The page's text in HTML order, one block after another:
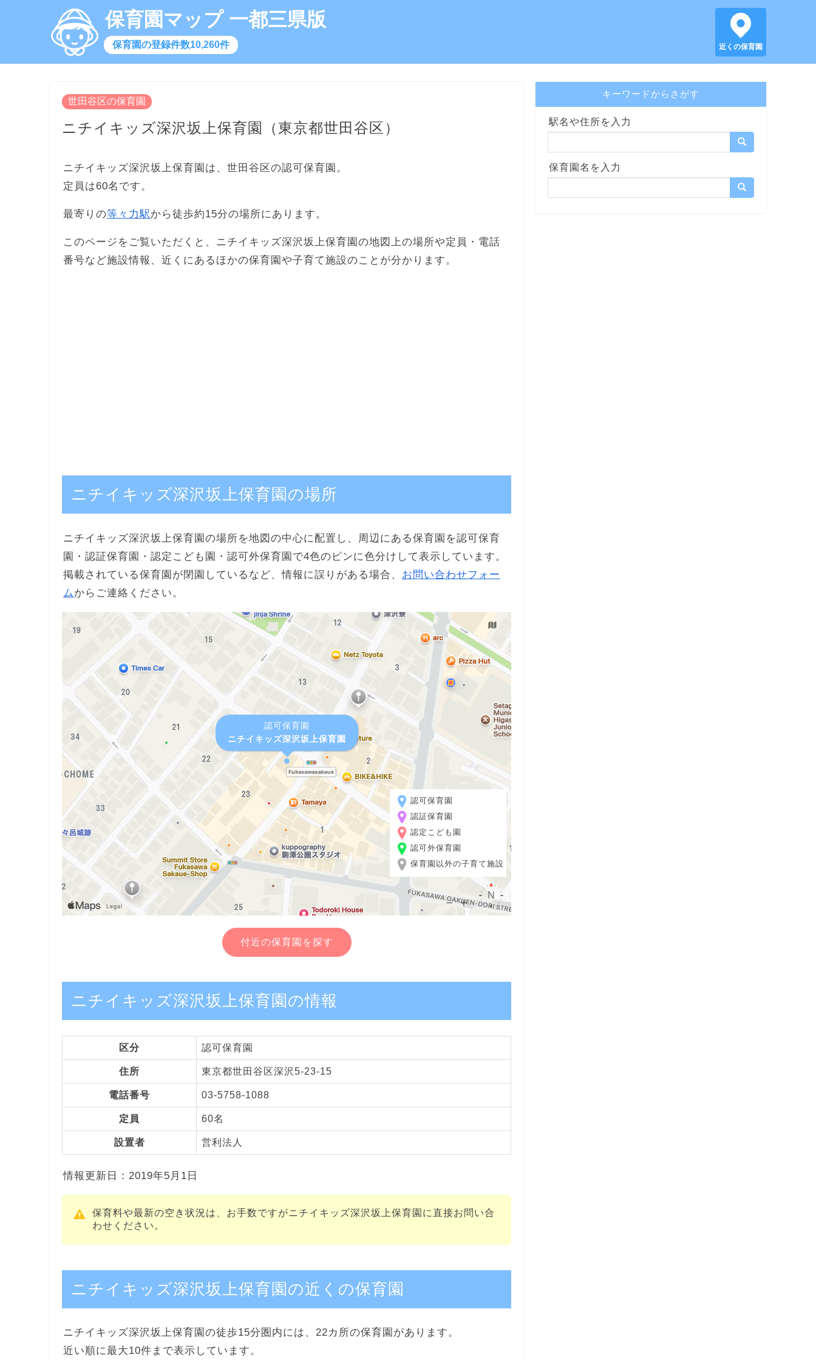
保育園マップ 一都三県版
保育園の登録件数10,260件 近くの保育園
世田谷区の保育園
ニチイキッズ深沢坂上保育園（東京都世田谷区）
ニチイキッズ深沢坂上保育園は、世田谷区の認可保育園。
定員は60名です。
最寄りの等々力駅から徒歩約15分の場所にあります。
このページをご覧いただくと、ニチイキッズ深沢坂上保育園の地図上の場所や定員・電話
番号など施設情報、近くにあるほかの保育園や子育て施設のことが分かります。
ニチイキッズ深沢坂上保育園の場所
ニチイキッズ深沢坂上保育園の場所を地図の中心に配置し、周辺にある保育園を認可保育
園・認証保育園・認定こども園・認可外保育園で4色のピンに色分けして表示しています。
掲載されている保育園が閉園しているなど、情報に誤りがある場合、 お問い合わせフォー
ム からご連絡ください。
認可保育園
ニチイキッズ深沢坂上保育園
認可保育園
認証保育園
認定こども園
認可外保育園
保育園以外の子育て施設
付近の保育園を探す
ニチイキッズ深沢坂上保育園の情報
区分 認可保育園
住所 東京都世田谷区深沢5-23-15
電話番号 03-5758-1088
定員 60名
設置者 営利法人
情報更新日：2019年5月1日
保育料や最新の空き状況は、お手数ですがニチイキッズ深沢坂上保育園に直接お問い合
わせください。
ニチイキッズ深沢坂上保育園の近くの保育園
ニチイキッズ深沢坂上保育園の徒歩15分圏内には、22カ所の保育園があります。
近い順に最大10件まで表示しています。
キーワードからさがす
駅名や住所を入力
保育園名を入力